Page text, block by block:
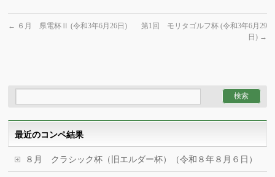
← ６月 県電杯Ⅱ (令和3年6月26日)
第1回 モリタゴルフ杯 (令和3年6月29
日) →
最近のコンペ結果
８月 クラシック杯（旧エルダー杯）（令和８年８月６日）